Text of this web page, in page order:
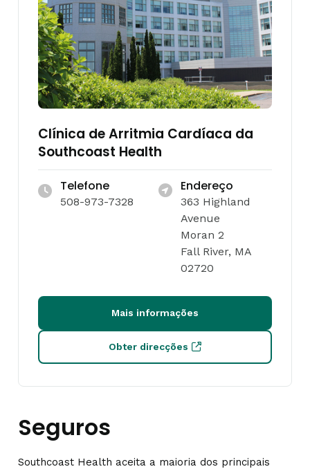
Clínica de Arritmia Cardíaca da
Southcoast Health
Telefone
508-973-7328
Endereço
363 Highland
Avenue
Moran 2
Fall River, MA
02720
Mais informações
Obter direcções
Seguros
Southcoast Health aceita a maioria dos principais